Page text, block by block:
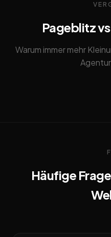
Pageblitz
Warum immer mehr
Häufige